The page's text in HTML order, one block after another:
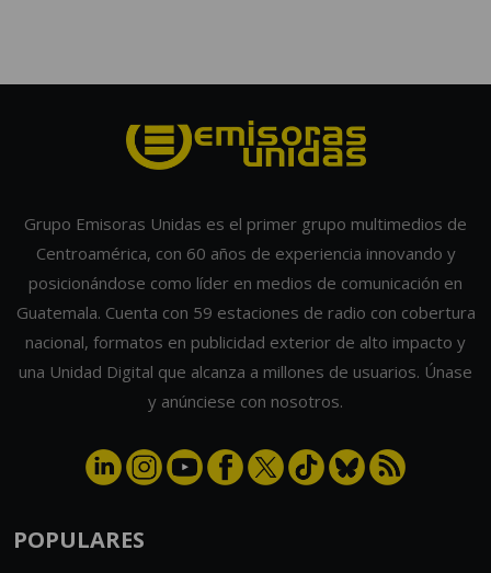
Grupo Emisoras Unidas es el primer grupo multimedios de
Centroamérica, con 60 años de experiencia innovando y
posicionándose como líder en medios de comunicación en
Guatemala. Cuenta con 59 estaciones de radio con cobertura
nacional, formatos en publicidad exterior de alto impacto y
una Unidad Digital que alcanza a millones de usuarios. Únase
y anúnciese con nosotros.
POPULARES